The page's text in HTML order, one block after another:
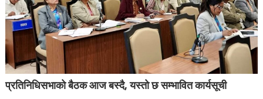
प्रतिनिधिसभाको बैठक आज बस्दै, यस्तो छ सम्भावित कार्यसूची